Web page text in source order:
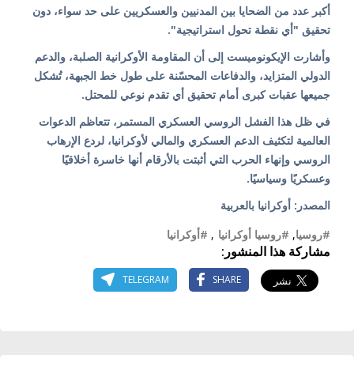
أكبر عدد من الضحايا بين المدنيين والعسكريين على حد سواء، دون
تحقيق "أي نقطة تحول استراتيجية".
وأشارت الإيكونوميست إلى أن المقاومة الأوكرانية الصلبة، والدعم
الدولي المتزايد، والدفاعات المحسّنة على طول خط الجبهة، تُشكل
جميعها عقبات كبرى أمام تحقيق أي تقدم نوعي للمحتل.
في ظل هذا الفشل الروسي العسكري المستمر، تتعاظم الدعوات
العالمية لتكثيف الدعم العسكري والمالي لأوكرانيا، لردع الإرهاب
الروسي وإنهاء الحرب التي أثبتت بالأرقام أنها خاسرة أخلاقيًا
وعسكريًا وسياسيًا.
المصدر: أوكرانيا بالعربية
#روسيا, #روسيا أوكرانيا , #أوكرانيا
مشاركة هذا المنشور:
SHARE
TELEGRAM